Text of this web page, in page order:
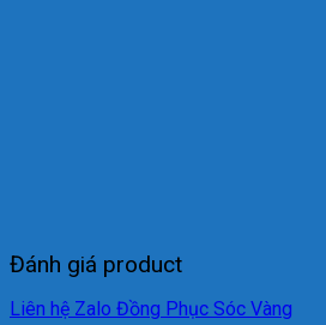
Đánh giá product
Liên hệ Zalo Đồng Phục Sóc Vàng